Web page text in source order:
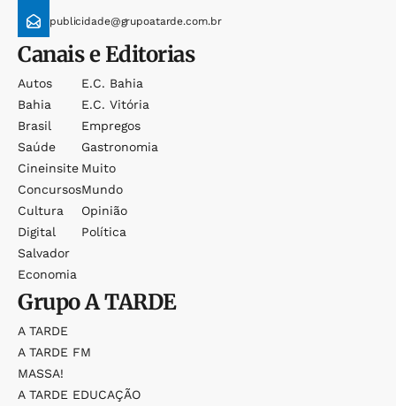
publicidade@grupoatarde.com.br
Canais e Editorias
Autos
Bahia
Brasil
Saúde
Cineinsite
Concursos
Cultura
Digital
Salvador
Economia
E.c. Bahia
E.c. Vitória
Empregos
Gastronomia
Muito
Mundo
Opinião
Política
GrupoA TARDE
A TARDE
A TARDE FM
MASSA!
A TARDE EDUCAÇÃO